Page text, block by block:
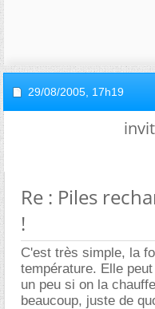
29/08/2005, 17h19
Re : Piles
!
C'est très simple, la
température. Elle
un peu si on la
beaucoup, juste de